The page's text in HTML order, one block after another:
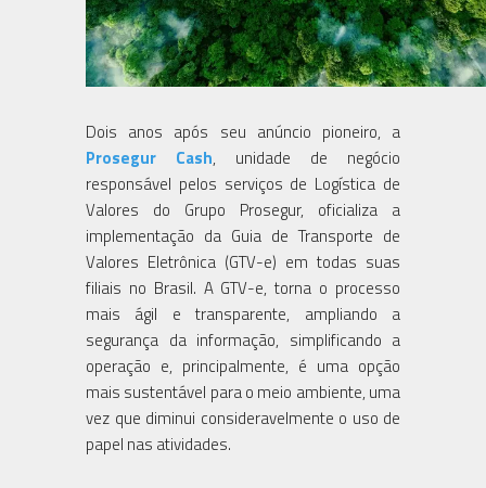
Dois anos após seu anúncio pioneiro, a
Prosegur Cash, unidade de negócio
responsável pelos serviços de Logística de
Valores do Grupo Prosegur, oficializa a
implementação da Guia de Transporte de
Valores Eletrônica (GTV-e) em todas suas
filiais no Brasil. A GTV-e, torna o processo
mais ágil e transparente, ampliando a
segurança da informação, simplificando a
operação e, principalmente, é uma opção
mais sustentável para o meio ambiente, uma
vez que diminui consideravelmente o uso de
papel nas atividades.